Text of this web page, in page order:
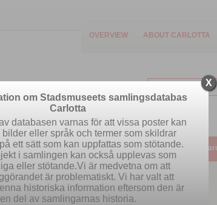
OVERVIEW ABOUT CARLOTTA
Easy search Advanced search
X
om Stadsmuseets samlingsdatabas
Carlotta
databasen varnas för att vissa poster kan
eller språk och termer som skildrar
ett sätt som kan uppfattas som stötande.
i samlingen kan också upplevas som
eller stötande.Vi är medvetna om att
är problematiskt. Vi har valt att
historiska information eftersom den är
en del av samlingarnas historia.